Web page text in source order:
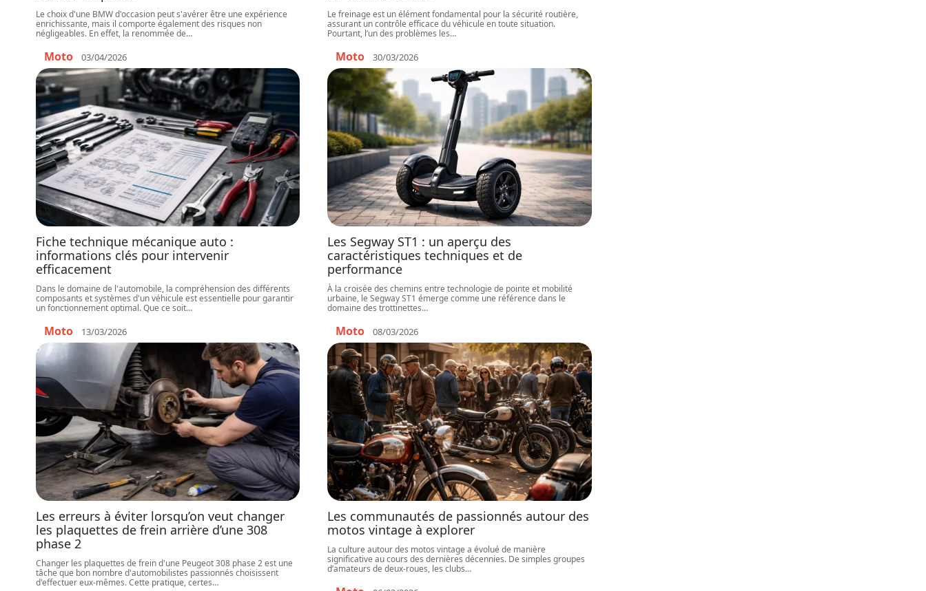
Le choix d'une BMW d'occasion peut s'avérer être une expérience
enrichissante, mais il comporte également des risques non
négligeables. En effet, la renommée de…
Moto 03/04/2026
Le freinage est un élément fondamental pour la sécurité routière,
assurant un contrôle efficace du véhicule en toute situation.
Pourtant, l’un des problèmes les…
Moto 30/03/2026
Fiche technique mécanique auto :
informations clés pour intervenir
efficacement
Dans le domaine de l'automobile, la compréhension des différents
composants et systèmes d'un véhicule est essentielle pour garantir
un fonctionnement optimal. Que ce soit…
Moto 13/03/2026
Les Segway ST1 : un aperçu des
caractéristiques techniques et de
performance
À la croisée des chemins entre technologie de pointe et mobilité
urbaine, le Segway ST1 émerge comme une référence dans le
domaine des trottinettes…
Moto 08/03/2026
Les erreurs à éviter lorsqu’on veut changer
les plaquettes de frein arrière d’une 308
phase 2
Changer les plaquettes de frein d'une Peugeot 308 phase 2 est une
tâche que bon nombre d'automobilistes passionnés choisissent
d'effectuer eux-mêmes. Cette pratique, certes…
Les communautés de passionnés autour des
motos vintage à explorer
La culture autour des motos vintage a évolué de manière
significative au cours des dernières décennies. De simples groupes
d’amateurs de deux-roues, les clubs…